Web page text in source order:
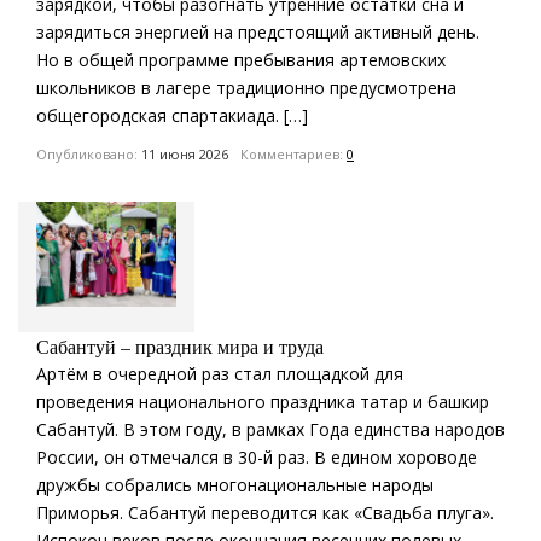
зарядиться энергией на предстоящий активный день.
Но в общей программе пребывания артемовских
школьников в лагере традиционно предусмотрена
общегородская спартакиада. […]
Опубликовано: 11 июня 2026 Комментариев: 0
Сабантуй – праздник мира и труда
Артём в очередной раз стал площадкой для
проведения национального праздника татар и башкир
Сабантуй. В этом году, в рамках Года единства народов
России, он отмечался в 30-й раз. В едином хороводе
дружбы собрались многонациональные народы
Приморья. Сабантуй переводится как «Свадьба плуга».